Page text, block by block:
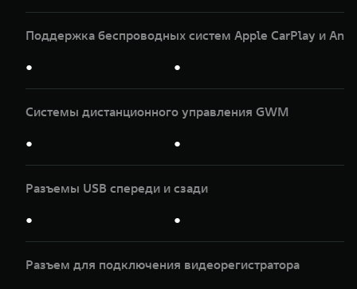
Поддержка беспроводных систем Apple CarPlay и
● ●
Системы дистанционного управления GWM
● ●
Разъeмы USB спереди и сзади
● ●
Разъeм для подключения видеорегистратора